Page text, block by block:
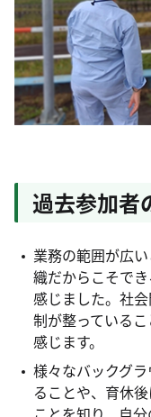
過去参加者
業務の範囲が広
織だからこそで
感じました。社
制が整っている
感じます。
様々なバックグ
ることや、育休